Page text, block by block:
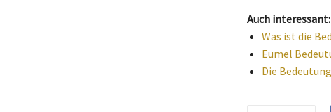
Auch interessant:
Was ist die
Eumel
Die